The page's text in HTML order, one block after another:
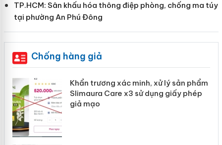
TP.HCM: Sân khấu hóa thông điệp phòng, chống ma túy
tại phường An Phú Đông
Chống hàng giả
Khẩn trương xác minh, xử lý sản phẩm
Slimaura Care x3 sử dụng giấy phép
giả mạo